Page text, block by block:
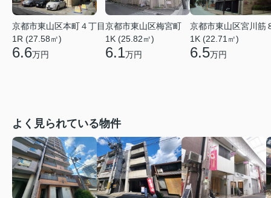
京都市東山区本町４丁目
1R (27.58㎡)
6.6万円
京都市東山区梅宮町
1K (25.82㎡)
6.1万円
京都市東山区宮川筋
1K (22.71㎡)
6.5万円
よく見られている物件